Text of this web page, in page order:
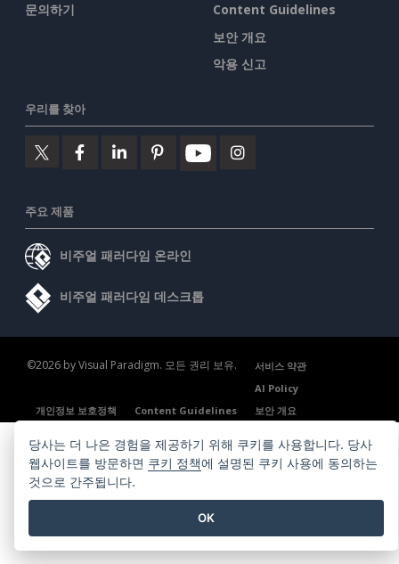
문의하기
Content Guidelines
보안 개요
악용 신고
우리를 찾아
주요 제품
비주얼 패러다임 온라인
비주얼 패러다임 데스크톱
©2026 by Visual Paradigm. 모든 권리 보유.
서비스 약관
AI Policy
개인정보 보호정책
Content Guidelines 보안 개요
당사는 더 나은 경험을 제공하기 위해 쿠키를 사용합니다. 당사
웹사이트를 방문하면 쿠키 정책에 설명된 쿠키 사용에 동의하는
것으로 간주됩니다.
OK